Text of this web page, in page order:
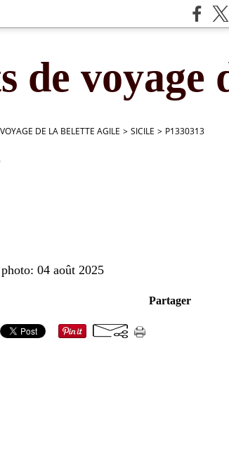
de voyage
DE LA BELETTE AGILE > SICILE > P1330313
04 août 2025
Partager